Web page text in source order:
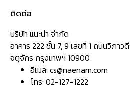
ติดต่อ
บริษัท แนะนำ จำกัด
อาคาร 222 ชั้น 7, 9 เลขที่ 1 ถนนวิภา
จตุจักร กรุงเทพฯ 10900
อีเมล: cs@naenam.com
โทร: 02-127-1222